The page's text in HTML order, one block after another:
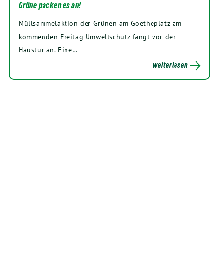
Grüne packen es an!
Müllsammelaktion der Grünen am Goetheplatz am
kommenden Freitag Umweltschutz fängt vor der
Haustür an. Eine…
weiterlesen